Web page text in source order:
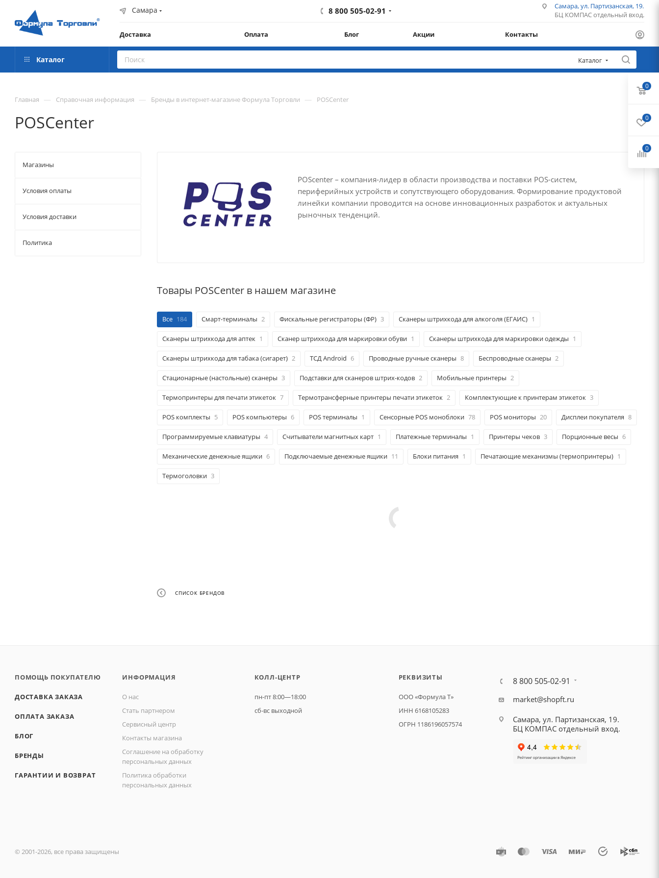
Самара 8 800 505-02-91
Самара, ул. Партизанская, 19.
БЦ КОМПАС отдельный вход.
Доставка Оплата Блог Акции Контакты
Каталог Каталог
Главная — Справочная информация — Бренды в интернет-магазине Формула Торговли — POSCenter
POSCenter
POScenter – компания-лидер в области производства и поставки POS-систем,
периферийных устройств и сопутствующего оборудования. Формирование продуктовой
линейки компании проводится на основе инновационных разработок и актуальных
рыночных тенденций.
Товары POSCenter в нашем магазине
Все 184 Смарт-терминалы 2 Фискальные регистраторы (ФР) 3 Сканеры штрихкода для алкоголя (ЕГАИС) 1
Сканеры штрихкода для аптек 1 Сканер штрихкода для маркировки обуви 1 Сканеры штрихкода для маркировки одежды 1
Сканеры штрихкода для табака (сигарет) 2 ТСД Android 6 Проводные ручные сканеры 8 Беспроводные сканеры 2
Стационарные (настольные) сканеры 3 Подставки для сканеров штрих-кодов 2 Мобильные принтеры 2
Термопринтеры для печати этикеток 7 Термотрансферные принтеры печати этикеток 2 Комплектующие к принтерам этикеток 3
POS комплекты 5 POS компьютеры 6 POS терминалы 1 Сенсорные POS моноблоки 78 POS мониторы 20 Дисплеи покупателя 8
Программируемые клавиатуры 4 Считыватели магнитных карт 1 Платежные терминалы 1 Принтеры чеков 3 Порционные весы 6
Механические денежные ящики 6 Подключаемые денежные ящики 11 Блоки питания 1 Печатающие механизмы (термопринтеры) 1
Термоголовки 3
СПИСОК БРЕНДОВ
Магазины
Условия оплаты
Условия доставки
Политика
ПОМОЩЬ ПОКУПАТЕЛЮ
ДОСТАВКА ЗАКАЗА
ОПЛАТА ЗАКАЗА
БЛОГ
БРЕНДЫ
ГАРАНТИИ И ВОЗВРАТ
ИНФОРМАЦИЯ
О нас
Стать партнером
Сервисный центр
Контакты магазина
Соглашение на обработку
персональных данных
Политика обработки
персональных данных
КОЛЛ-ЦЕНТР
пн-пт 8:00—18:00
сб-вс выходной
РЕКВИЗИТЫ
ООО «Формула Т»
ИНН 6168105283
ОГРН 1186196057574
8 800 505-02-91
market@shopft.ru
Самара, ул. Партизанская, 19.
БЦ КОМПАС отдельный вход.
© 2001-2026, все права защищены
0
0
0